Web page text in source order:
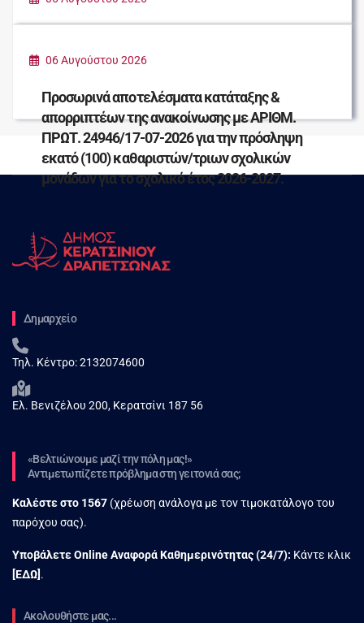
ΤΟΥΣ ΠΛΗΓΕΝΤΕΣ ΣΥΝΑΝΘΡΩΠΟΥΣ ΜΑΣ
06 Αυγούστου 2026
Προσωρινά αποτελέσματα κατάταξης &
απορριπτέων της ανακοίνωσης με ΑΡΙΘΜ.
ΠΡΩΤ. 24946/17-07-2026 για την πρόσληψη
εκατό (100) καθαριστών/τριων σχολικών
μονάδων για το σχολικό έτος 2026-2027.
Δημαρχείο
Τηλ. Κέντρο:2132074600
Ελ. Βενιζέλου 200, Κερατσίνι 187 56
«Βελτιώνουμε μαζί την πόλη μας!»
Αντιμετωπίζετε πρόβλημα στη γειτονιά σας;
Καλέστε στο 1567 (χρέωση ανάλογα με τον τιμοκατάλογο του
παρόχου σας).
Υποβάλετε Online Αναφορά Kαθημερινότητας (24/7): Κάντε κλικ
[ΕΔΩ] .
Ακολουθήστε μας...